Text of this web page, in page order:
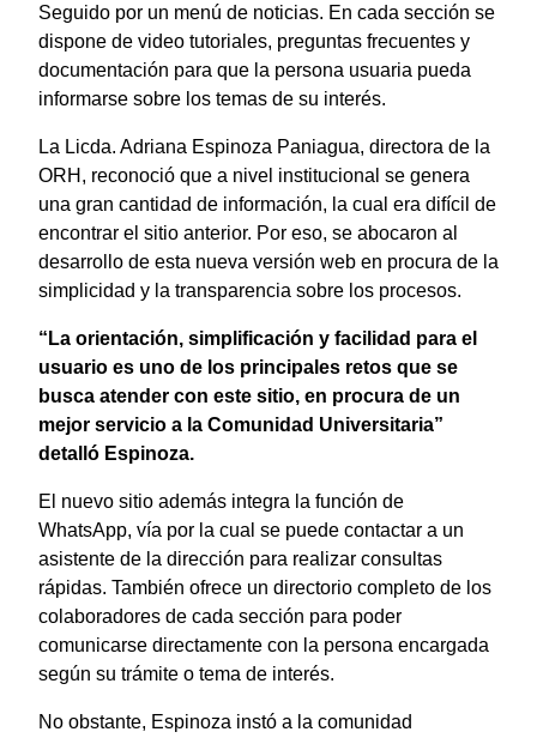
Seguido por un menú de noticias. En cada sección se
dispone de video tutoriales, preguntas frecuentes y
documentación para que la persona usuaria pueda
informarse sobre los temas de su interés.
La Licda. Adriana Espinoza Paniagua, directora de la
ORH, reconoció que a nivel institucional se genera
una gran cantidad de información, la cual era difícil de
encontrar el sitio anterior. Por eso, se abocaron al
desarrollo de esta nueva versión web en procura de la
simplicidad y la transparencia sobre los procesos.
“La orientación, simplificación y facilidad para el
usuario es uno de los principales retos que se
busca atender con este sitio, en procura de un
mejor servicio a la Comunidad Universitaria”
detalló Espinoza.
El nuevo sitio además integra la función de
WhatsApp, vía por la cual se puede contactar a un
asistente de la dirección para realizar consultas
rápidas. También ofrece un directorio completo de los
colaboradores de cada sección para poder
comunicarse directamente con la persona encargada
según su trámite o tema de interés.
No obstante, Espinoza instó a la comunidad